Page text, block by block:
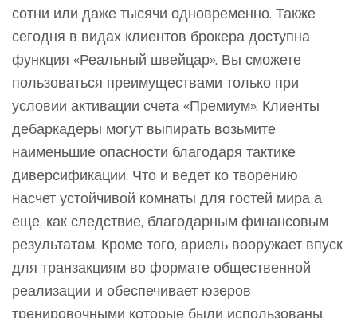
сотни или даже тысячи одновременно. Также
сегодня в видах клиентов брокера доступна
функция «Реальный швейцар». Вы сможете
пользоваться преимуществами только при
условии активации счета «Премиум». Клиенты
дебаркадеры могут выпирать возьмите
наименьшие опасности благодаря тактике
диверсификации. Что и ведет ко творению
насчет устойчивой комнаты для гостей мира а
еще, как следствие, благодарным финансовым
результатам. Кроме того, ариель вооружает впуск
для транзакциям во формате общественной
реализации и обеспечивает юзеров
тренировочными которые были использованы.